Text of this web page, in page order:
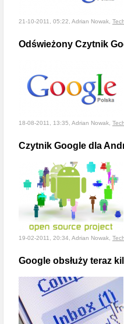
21-10-2011, 05:22, Adrian Nowak,
Odświeżony Czytnik
18-08-2011, 13:35, Adrian Nowak,
Czytnik Google dla
19-02-2011, 20:34, Adrian Nowak,
Google obsłuży teraz